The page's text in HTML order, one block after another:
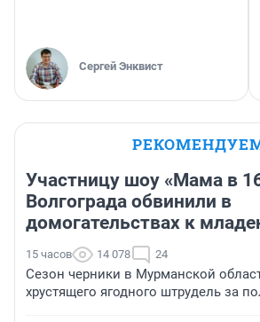
Сергей Энквист
Участницу шоу «Мама в
Волгограда обвинили в
домогательствах к
15 часов 14 078 24
Сезон черники в Мурманской
хрустящего ягодного штрудель за